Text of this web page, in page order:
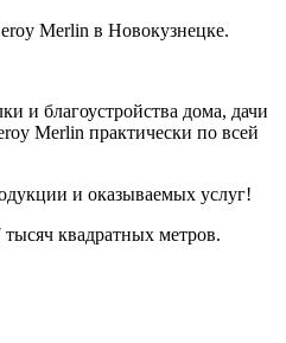
Merlin в Новокузнецке.
и благоустройства дома, дачи
Merlin практически по всей
и оказываемых услуг!
квадратных метров.